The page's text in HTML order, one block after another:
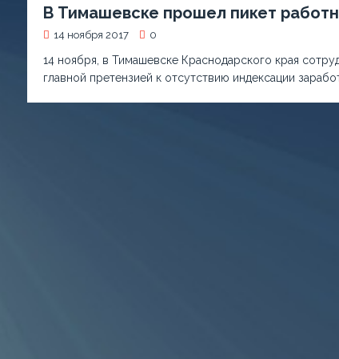
В Тимашевске прошел пикет
14 ноября 2017 0
14 ноября, в Тимашевске Краснодарского края
главной претензией к отсутствию индексации